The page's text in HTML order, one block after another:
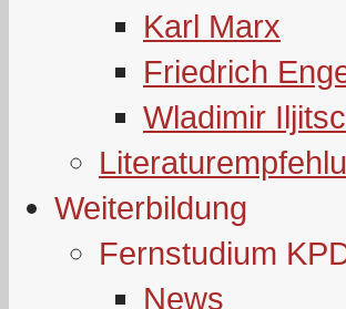
Karl Marx
Friedrich
Wladimir
Weiterbildung
Fernstudium
News